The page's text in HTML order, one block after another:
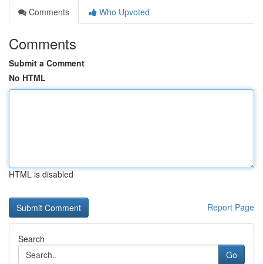
Comments
Who Upvoted
Comments
Submit a Comment
No HTML
HTML is disabled
Report Page
Search
Go